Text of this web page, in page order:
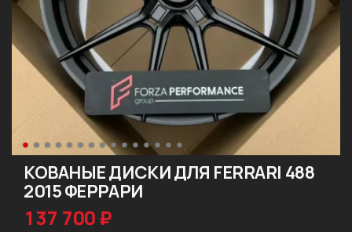
КОВАНЫЕ ДИСКИ ДЛЯ FERRARI 488
2015 ФЕРРАРИ
137 700 ₽